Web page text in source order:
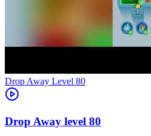
Level 80
80